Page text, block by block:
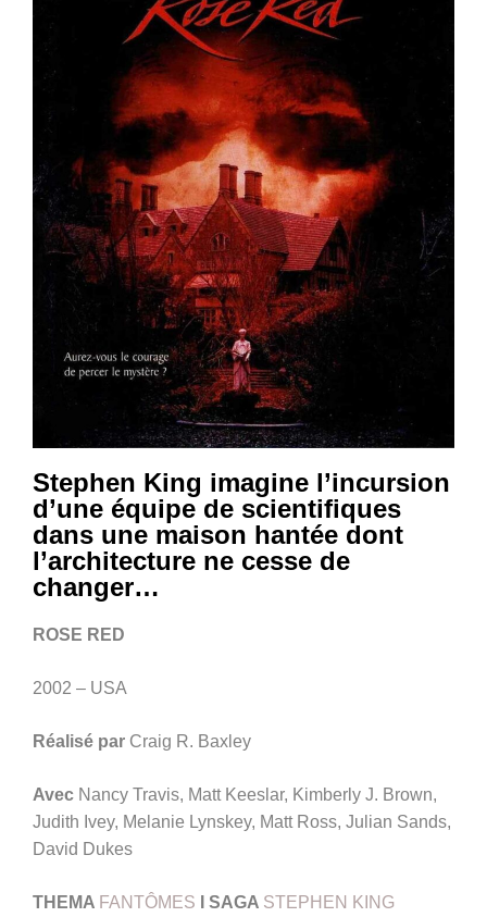
Stephen King imagine l’incursion
d’une équipe de scientifiques
dans une maison hantée dont
l’architecture ne cesse de
changer…
ROSE RED
2002 – USA
Réalisé par Craig R. Baxley
Avec Nancy Travis, Matt Keeslar, Kimberly J. Brown,
Judith Ivey, Melanie Lynskey, Matt Ross, Julian Sands,
David Dukes
THEMA FANTÔMES I SAGA STEPHEN KING